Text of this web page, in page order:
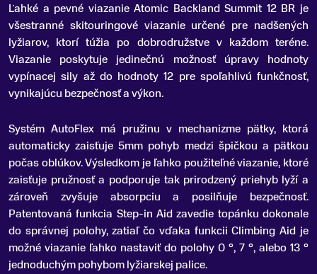
Ľahké a pevné viazanie Atomic Backland Summit 12 BR je
všestranné skitouringové viazanie určené pre nadšených
lyžiarov, ktorí túžia po dobrodružstve v každom teréne.
Viazanie poskytuje jedinečnú možnosť úpravy hodnoty
vypínacej sily až do hodnoty 12 pre spoľahlivú funkčnosť,
vynikajúcu bezpečnosť a výkon.
Systém AutoFlex má pružinu v mechanizme pätky, ktorá
automaticky zaisťuje 5mm pohyb medzi špičkou a pätkou
počas oblúkov. Výsledkom je ľahko použiteľné viazanie, ktoré
zaisťuje pružnosť a podporuje tak prirodzený priehyb lyží a
zároveň zvyšuje absorpciu a posilňuje bezpečnosť.
Patentovaná funkcia Step-in Aid zavedie topánku dokonale
do správnej polohy, zatiaľ čo vďaka funkcii Climbing Aid je
možné viazanie ľahko nastaviť do polohy 0 °, 7 °, alebo 13 °
jednoduchým pohybom lyžiarskej palice.